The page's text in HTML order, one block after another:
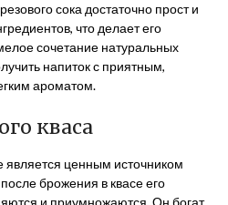
сока достаточно прост и
что делает его
сочетание натуральных
напиток с приятным,
ароматом.
кваса
является ценным источником
брожения в квасе его
и приумножаются. Он богат